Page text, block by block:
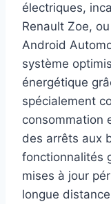
électriques,
Renault Zoe,
Android
système
énergétique
spécialement
consommation
des arrêts aux
fonctionnalités
mises à jour
longue